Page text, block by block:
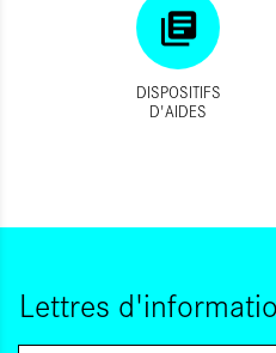
DISPOSITIFS
D'AIDES
Lettres